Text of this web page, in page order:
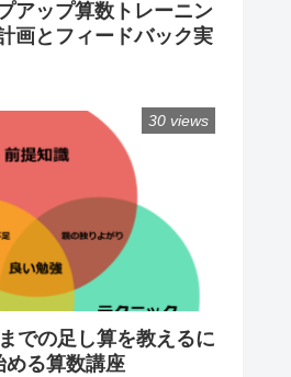
アップ算数トレーニン
画とフィードバック実
での足し算を教えるに
める算数講座
30 views